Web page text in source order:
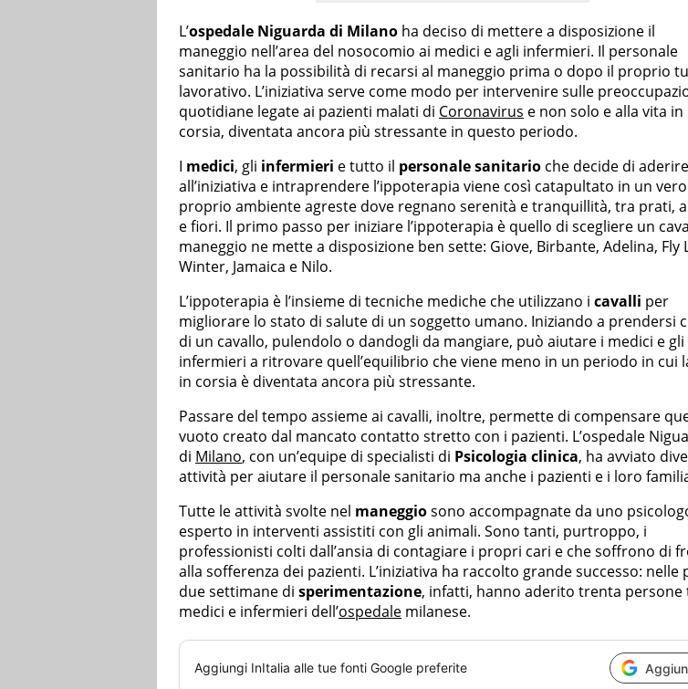
L’ospedale Niguarda di Milano ha deciso di mettere a disposizione il
maneggio nell’area del nosocomio ai medici e agli infermieri. Il personale
sanitario ha la possibilità di recarsi al maneggio prima o dopo il proprio
lavorativo. L’iniziativa serve come modo per intervenire sulle
quotidiane legate ai pazienti malati di Coronavirus e non solo e alla vita in
corsia, diventata ancora più stressante in questo periodo.
I medici, gli infermieri e tutto il personale sanitario che decide di aderire
all’iniziativa e intraprendere l’ippoterapia viene così catapultato in un
proprio ambiente agreste dove regnano serenità e tranquillità, tra prati,
e fiori. Il primo passo per iniziare l’ippoterapia è quello di scegliere un
maneggio ne mette a disposizione ben sette: Giove, Birbante, Adelina, Fly
Winter, Jamaica e Nilo.
L’ippoterapia è l’insieme di tecniche mediche che utilizzano i cavalli per
migliorare lo stato di salute di un soggetto umano. Iniziando a prendersi
di un cavallo, pulendolo o dandogli da mangiare, può aiutare i medici e gli
infermieri a ritrovare quell’equilibrio che viene meno in un periodo in cui
in corsia è diventata ancora più stressante.
Passare del tempo assieme ai cavalli, inoltre, permette di compensare
vuoto creato dal mancato contatto stretto con i pazienti. L’ospedale
di Milano, con un’equipe di specialisti di Psicologia clinica, ha avviato
attività per aiutare il personale sanitario ma anche i pazienti e i loro
Tutte le attività svolte nel maneggiosono accompagnate da uno
esperto in interventi assistiti con gli animali. Sono tanti, purtroppo, i
professionisti colti dall’ansia di contagiare i propri cari e che soffrono di
alla sofferenza dei pazienti. L’iniziativa ha raccolto grande successo: nelle
due settimane di sperimentazione, infatti, hanno aderito trenta persone
medici e infermieri dell’ospedale milanese.
Aggiungi InItalia alle tue fonti Google preferite